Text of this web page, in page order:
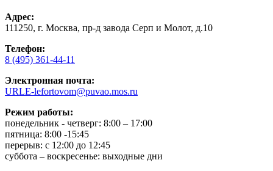
Адрес:
111250, г. Москва, пр-д завода Серп и Молот, д.10
Телефон:
8 (495) 361-44-11
Электронная почта:
URLE-lefortovom@puvao.mos.ru
Режим работы:
понедельник - четверг: 8:00 – 17:00
пятница: 8:00 -15:45
перерыв: с 12:00 до 12:45
суббота – воскресенье: выходные дни